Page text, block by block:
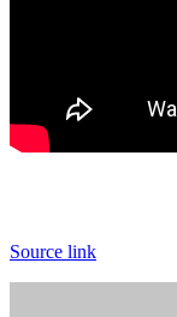
Source link